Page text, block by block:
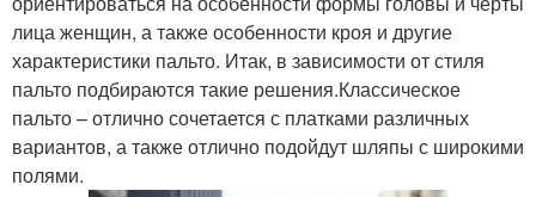
лица женщин, а также особенности кроя и другие
характеристики пальто. Итак, в зависимости от стиля
пальто подбираются такие решения.Классическое
пальто – отлично сочетается с платками различных
вариантов, а также отлично подойдут шляпы с широкими
полями.